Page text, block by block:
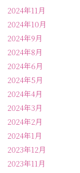
2024年11月
2024年10月
2024年9月
2024年8月
2024年6月
2024年5月
2024年4月
2024年3月
2024年2月
2024年1月
2023年12月
2023年11月